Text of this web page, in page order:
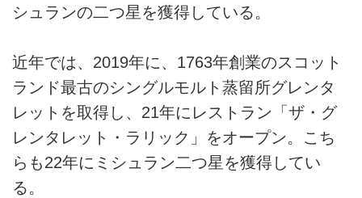
シュランの二つ星を獲得している。
近年では、2019年に、1763年創業のスコット
ランド最古のシングルモルト蒸留所グレンタ
レットを取得し、21年にレストラン「ザ・グ
レンタレット・ラリック」をオープン。こち
らも22年にミシュラン二つ星を獲得してい
る。